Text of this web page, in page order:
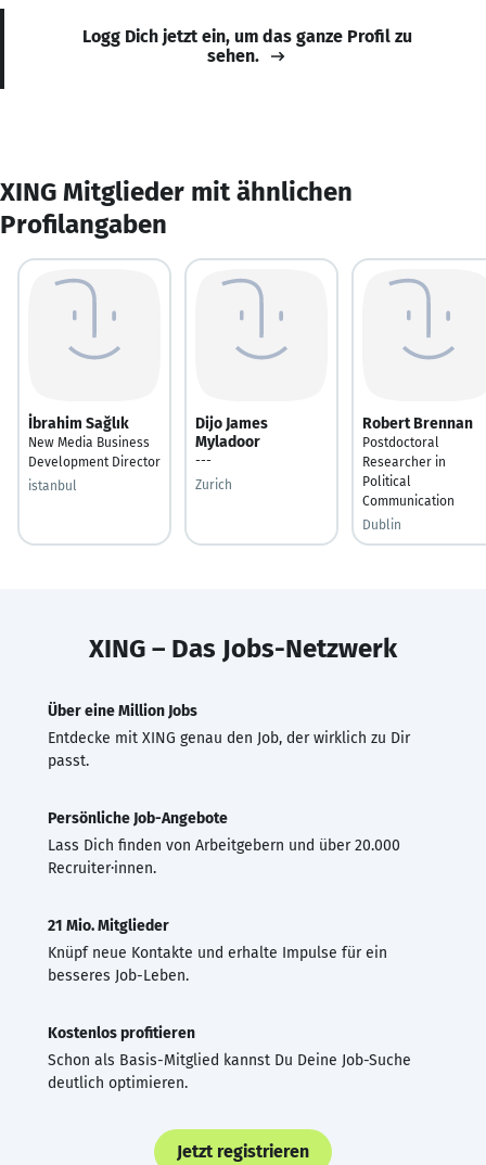
Logg Dich jetzt ein, um das ganze Profil zu
sehen.
XING Mitglieder mit ähnlichen
Profilangaben
İbrahim Sağlık
New Media Business
Development Director
istanbul
Dijo James
Myladoor
---
Zurich
Robert Brennan
Postdoctoral
Researcher in
Political
Communication
Dublin
XING – Das Jobs-Netzwerk
Über eine Million Jobs
Entdecke mit XING genau den Job, der wirklich zu Dir
passt.
Persönliche Job-Angebote
Lass Dich finden von Arbeitgebern und über 20.000
Recruiter·innen.
21 Mio. Mitglieder
Knüpf neue Kontakte und erhalte Impulse für ein
besseres Job-Leben.
Kostenlos profitieren
Schon als Basis-Mitglied kannst Du Deine Job-Suche
deutlich optimieren.
Jetzt registrieren